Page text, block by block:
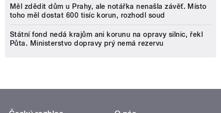
Měl zdědit dům u Prahy, ale notářka nenašla závěť. Místo
toho měl dostat 600 tisíc korun, rozhodl soud
Státní fond nedá krajům ani korunu na opravy silnic, řekl
Půta. Ministerstvo dopravy prý nemá rezervu